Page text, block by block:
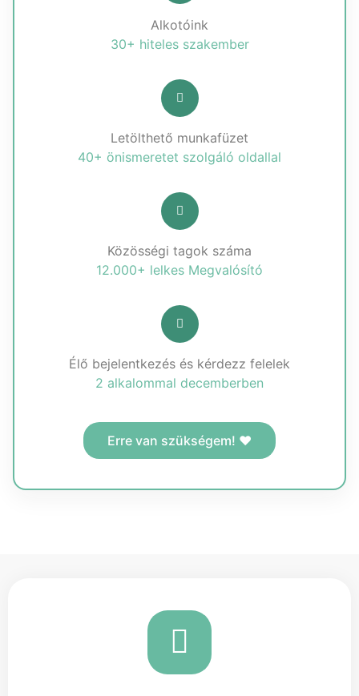
Alkotóink
30+ hiteles szakember
Letölthető munkafüzet
40+ önismeretet szolgáló oldallal
Közösségi tagok száma
12.000+ lelkes Megvalósító
Élő bejelentkezés és kérdezz felelek
2 alkalommal decemberben
Erre van szükségem! ❤️